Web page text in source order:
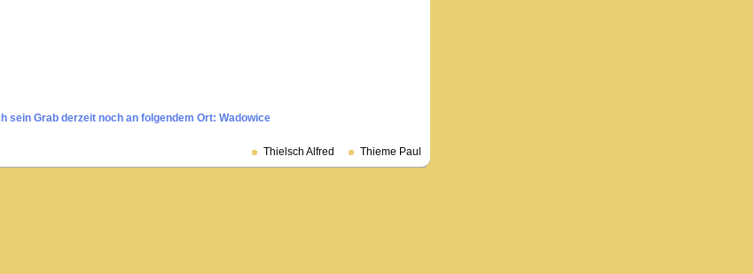
sein Grab derzeit noch an folgendem Ort: Wadowice
Thielsch Alfred Thieme Paul